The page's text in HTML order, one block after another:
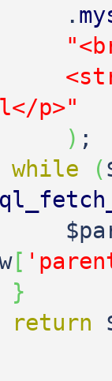
p>"
) ;
while
(
[
}
return